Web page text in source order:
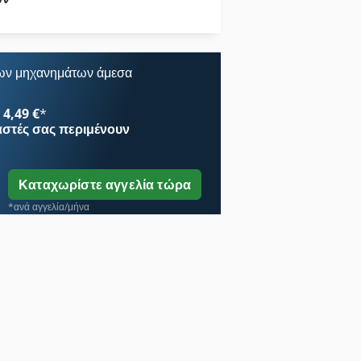
μηχανημάτων άμεσα
€*
σας περιμένουν
Καταχωρίστε αγγελία τώρα
*ανά αγγελία/μήνα